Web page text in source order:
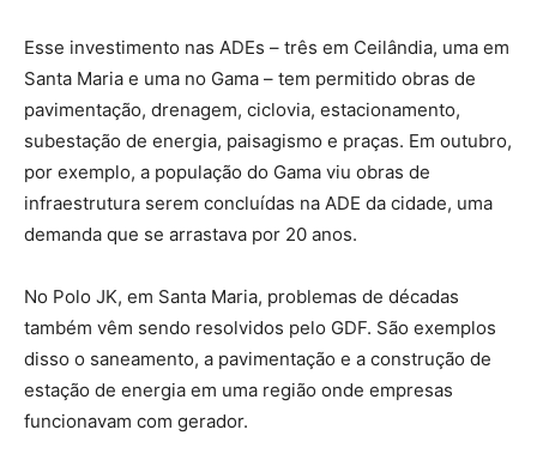
Esse investimento nas ADEs – três em Ceilândia, uma em
Santa Maria e uma no Gama – tem permitido obras de
pavimentação, drenagem, ciclovia, estacionamento,
subestação de energia, paisagismo e praças. Em outubro,
por exemplo, a população do Gama viu obras de
infraestrutura serem concluídas na ADE da cidade, uma
demanda que se arrastava por 20 anos.
No Polo JK, em Santa Maria, problemas de décadas
também vêm sendo resolvidos pelo GDF. São exemplos
disso o saneamento, a pavimentação e a construção de
estação de energia em uma região onde empresas
funcionavam com gerador.